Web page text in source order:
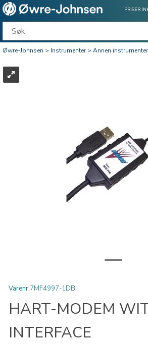
PRISER
Øwre-Johnsen>Instrumenter>Annen
Varenr:7MF4997-1DB
HART-MODEM
INTERFACE